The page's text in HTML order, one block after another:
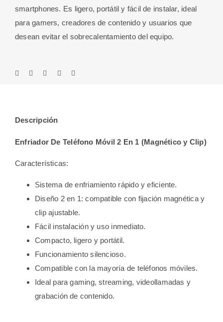
smartphones. Es ligero, portátil y fácil de instalar, ideal
para gamers, creadores de contenido y usuarios que
desean evitar el sobrecalentamiento del equipo.
Descripción
Enfriador De Teléfono Móvil 2 En 1 (Magnético y Clip)
Características:
Sistema de enfriamiento rápido y eficiente.
Diseño 2 en 1: compatible con fijación magnética y
clip ajustable.
Fácil instalación y uso inmediato.
Compacto, ligero y portátil.
Funcionamiento silencioso.
Compatible con la mayoría de teléfonos móviles.
Ideal para gaming, streaming, videollamadas y
grabación de contenido.